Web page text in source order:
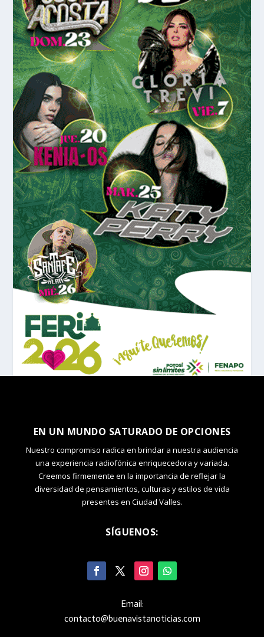
EN UN MUNDO SATURADO DE OPCIONES
Nuestro compromiso radica en brindar a nuestra audiencia
una experiencia radiofónica enriquecedora y variada.
Creemos firmemente en la importancia de reflejar la
diversidad de pensamientos, culturas y estilos de vida
presentes en Ciudad Valles.
SÍGUENOS:
Email:
contacto@buenavistanoticias.com